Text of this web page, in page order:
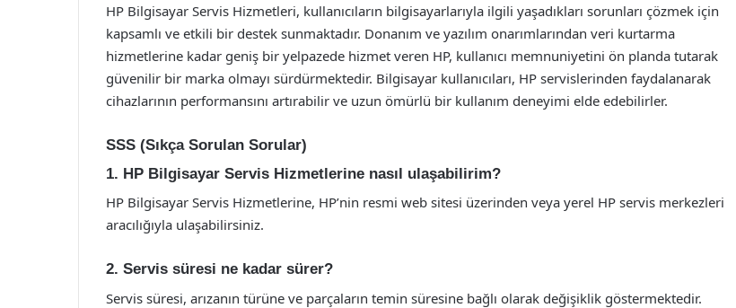
HP Bilgisayar Servis Hizmetleri, kullanıcıların bilgisayarlarıyla ilgili yaşadıkları sorunları çözmek için
kapsamlı ve etkili bir destek sunmaktadır. Donanım ve yazılım onarımlarından veri kurtarma
hizmetlerine kadar geniş bir yelpazede hizmet veren HP, kullanıcı memnuniyetini ön planda tutarak
güvenilir bir marka olmayı sürdürmektedir. Bilgisayar kullanıcıları, HP servislerinden faydalanarak
cihazlarının performansını artırabilir ve uzun ömürlü bir kullanım deneyimi elde edebilirler.
SSS (Sıkça Sorulan Sorular)
1. HP Bilgisayar Servis Hizmetlerine nasıl ulaşabilirim?
HP Bilgisayar Servis Hizmetlerine, HP’nin resmi web sitesi üzerinden veya yerel HP servis merkezleri
aracılığıyla ulaşabilirsiniz.
2. Servis süresi ne kadar sürer?
Servis süresi, arızanın türüne ve parçaların temin süresine bağlı olarak değişiklik göstermektedir.